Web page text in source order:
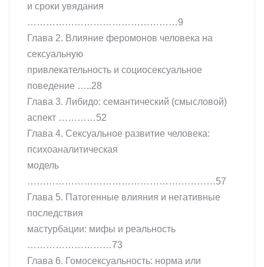
и сроки увядания
…………………………………………9
Глава 2. Влияние феромонов человека на
сексуальную
привлекательность и социосексуальное
поведение …..28
Глава 3. Либидо: семантический (смысловой)
аспект …………52
Глава 4. Сексуальное развитие человека:
психоаналитическая
модель
……………………………………………………57
Глава 5. Патогенные влияния и негативные
последствия
мастурбации: мифы и реальность
………………………73
Глава 6. Гомосексуальность: норма или